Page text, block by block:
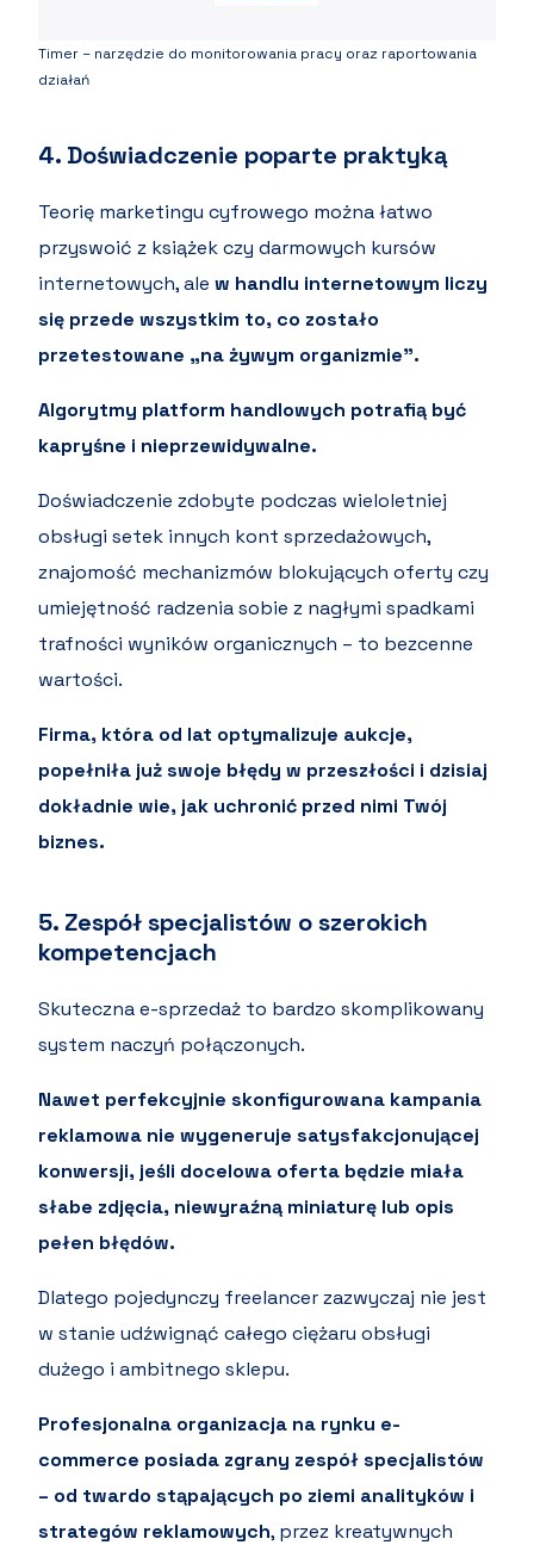
Timer – narzędzie do monitorowania pracy oraz raportowania
działań
4. Doświadczenie poparte praktyką
Teorię marketingu cyfrowego można łatwo
przyswoić z książek czy darmowych kursów
internetowych, alew handlu internetowym liczy
się przede wszystkim to, co zostało
przetestowane „na żywym organizmie”.
Algorytmy platform handlowych potrafią być
kapryśne i nieprzewidywalne.
Doświadczenie zdobyte podczas wieloletniej
obsługi setek innych kont sprzedażowych,
znajomość mechanizmów blokujących oferty czy
umiejętność radzenia sobie z nagłymi spadkami
trafności wyników organicznych – to bezcenne
wartości.
Firma, która od lat optymalizuje aukcje,
popełniła już swoje błędy w przeszłości i dzisiaj
dokładnie wie, jak uchronić przed nimi Twój
biznes.
5. Zespół specjalistów o szerokich
kompetencjach
Skuteczna e-sprzedaż to bardzo skomplikowany
system naczyń połączonych.
Nawet perfekcyjnie skonfigurowana kampania
reklamowa nie wygeneruje satysfakcjonującej
konwersji, jeśli docelowa oferta będzie miała
słabe zdjęcia, niewyraźną miniaturę lub opis
pełen błędów.
Dlatego pojedynczy freelancer zazwyczaj nie jest
w stanie udźwignąć całego ciężaru obsługi
dużego i ambitnego sklepu.
Profesjonalna organizacja na rynku e-
commerce posiada zgrany zespół specjalistów
– od twardo stąpających po ziemi analityków i
strategów reklamowych, przez kreatywnych